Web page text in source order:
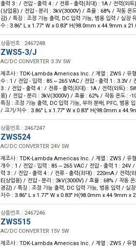
출력 3 : / 전압 - 출력 4 : / 전류 - 출력(최대) : 1A / 전력(와
(상업용) / 전압 - 분리 : 3kV(3000V) / 효율 : 68% / 작동 온
감) / 특징 : 조정 가능 출력, DC 입력 가능, 범용 입력 / 실장
수 : 3.86" L x 1.77" W x 0.83" H(98.0mm x 44.9mm x
상품번호 : 2467248
ZWS5-3/J
AC/DC CONVERTER 3.3V 5W
제조사 : TDK-Lambda Americas Inc. / 계열 : ZWS / 유형
수 : 1 / 전압 - 입력 : 85 ~ 265 VAC / 전압 - 출력 1 : 3.3V /
3 : / 전압 - 출력 4 : / 전류 - 출력(최대) : 1A / 전력(와트) :
용) / 전압 - 분리 : 3kV(3000V) / 효율 : 62% / 작동 온도 : -
특징 : 조정 가능 출력, DC 입력 가능, 부하 분배, PFC, 범용
/ 크기/치수 : 3.86" L x 1.77" W x 0.83" H(98.0mm x
상품번호 : 2467247
ZWS524
AC/DC CONVERTER 24V 5W
제조사 : TDK-Lambda Americas Inc. / 계열 : ZWS / 유형
개수 : 1 / 전압 - 입력 : 85 ~ 265 VAC / 전압 - 출력 1 : 24V
력 3 : / 전압 - 출력 4 : / 전류 - 출력(최대) : 220mA / 전력(
E(상업용) / 전압 - 분리 : 3kV(3000V) / 효율 : 68% / 작동 온
경감) / 특징 : 조정 가능 출력, DC 입력 가능, 범용 입력 / 실
치수 : 3.86" L x 1.77" W x 0.83" H(98.0mm x 44.9mm x
상품번호 : 2467246
ZWS515
AC/DC CONVERTER 15V 5W
제조사 : TDK-Lambda Americas Inc. / 계열 : ZWS / 유형